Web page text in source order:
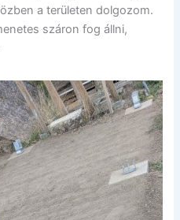
a területen dolgozom.
száron fog állni,